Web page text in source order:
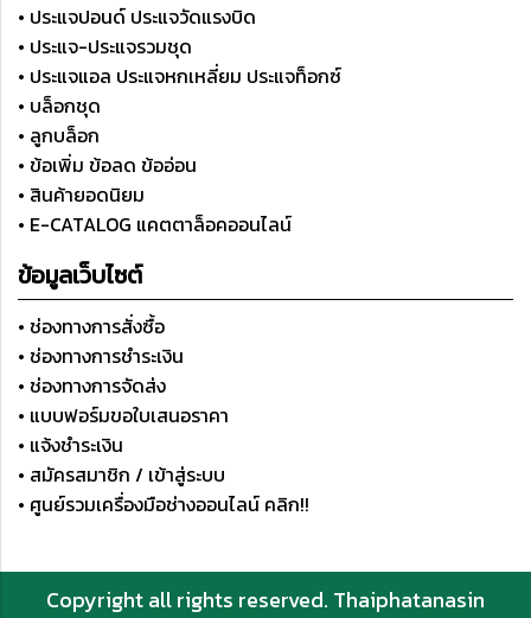
• ประแจปอนด์ ประแจวัดแรงบิด
• ประแจ-ประแจรวมชุด
• ประแจแอล ประแจหกเหลี่ยม ประแจท็อกซ์
• บล็อกชุด
• ลูกบล็อก
• ข้อเพิ่ม ข้อลด ข้ออ่อน
• สินค้ายอดนิยม
• E-CATALOG แคตตาล็อคออนไลน์
ข้อมูลเว็บไซต์
• ช่องทางการสั่งซื้อ
• ช่องทางการชำระเงิน
• ช่องทางการจัดส่ง
• แบบฟอร์มขอใบเสนอราคา
• แจ้งชำระเงิน
• สมัครสมาชิก / เข้าสู่ระบบ
• ศูนย์รวมเครื่องมือช่างออนไลน์ คลิก!!
Copyright all rights reserved. Thaiphatanasin